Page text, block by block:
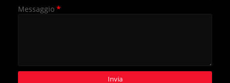
Messaggio *